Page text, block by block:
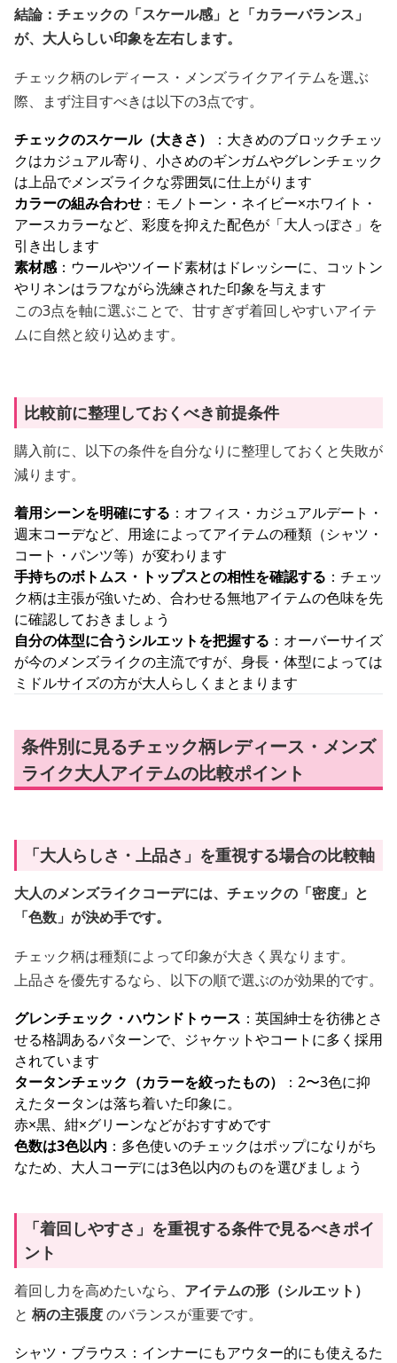
結論：チェックの「スケール感」と「カラーバランス」
が、大人らしい印象を左右します。
チェック柄のレディース・メンズライクアイテムを選ぶ
際、まず注目すべきは以下の3点です。
チェックのスケール（大きさ）
：大きめのブロックチェッ
クはカジュアル寄り、小さめのギンガムやグレンチェック
は上品でメンズライクな雰囲気に仕上がります
カラーの組み合わせ ：モノトーン・ネイビー×ホワイト・
アースカラーなど、彩度を抑えた配色が「大人っぽさ」を
引き出します
素材感：ウールやツイード素材はドレッシーに、コットン
やリネンはラフながら洗練された印象を与えます
この3点を軸に選ぶことで、甘すぎず着回しやすいアイテ
ムに自然と絞り込めます。
比較前に整理しておくべき前提条件
購入前に、以下の条件を自分なりに整理しておくと失敗が
減ります。
着用シーンを明確にする ：オフィス・カジュアルデート・
週末コーデなど、用途によってアイテムの種類（シャツ・
コート・パンツ等）が変わります
手持ちのボトムス・トップスとの相性を確認する ：チェッ
ク柄は主張が強いため、合わせる無地アイテムの色味を先
に確認しておきましょう
自分の体型に合うシルエットを把握する ：オーバーサイズ
が今のメンズライクの主流ですが、身長・体型によっては
ミドルサイズの方が大人らしくまとまります
条件別に見るチェック柄レディース・メンズ
ライク大人アイテムの比較ポイント
「大人らしさ・上品さ」を重視する場合の比較軸
大人のメンズライクコーデには、チェックの「密度」と
「色数」が決め手です。
チェック柄は種類によって印象が大きく異なります。
上品さを優先するなら、以下の順で選ぶのが効果的です。
グレンチェック・ハウンドトゥース ：英国紳士を彷彿とさ
せる格調あるパターンで、ジャケットやコートに多く採用
されています
タータンチェック（カラーを絞ったもの）
：2〜3色に抑
えたタータンは落ち着いた印象に。
赤×黒、紺×グリーンなどがおすすめです
色数は3色以内 ：多色使いのチェックはポップになりがち
なため、大人コーデには3色以内のものを選びましょう
「着回しやすさ」を重視する条件で見るべきポイ
ント
着回し力を高めたいなら、 アイテムの形（シルエット）
と 柄の主張度のバランスが重要です。
シャツ・ブラウス：インナーにもアウター的にも使えるた